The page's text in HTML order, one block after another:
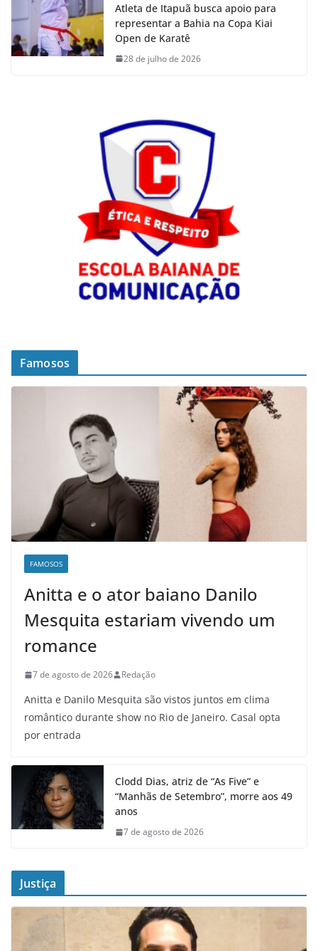
Atleta de Itapuã busca apoio para
representar a Bahia na Copa Kiai
Open de Karatê
28 de julho de 2026
Famosos
FAMOSOS
Anitta e o ator baiano Danilo
Mesquita estariam vivendo um
romance
7 de agosto de 2026 Redação
Anitta e Danilo Mesquita são vistos juntos em clima
romântico durante show no Rio de Janeiro. Casal opta
por entrada
Clodd Dias, atriz de “As Five” e
“Manhãs de Setembro”, morre aos 49
anos
7 de agosto de 2026
Justiça